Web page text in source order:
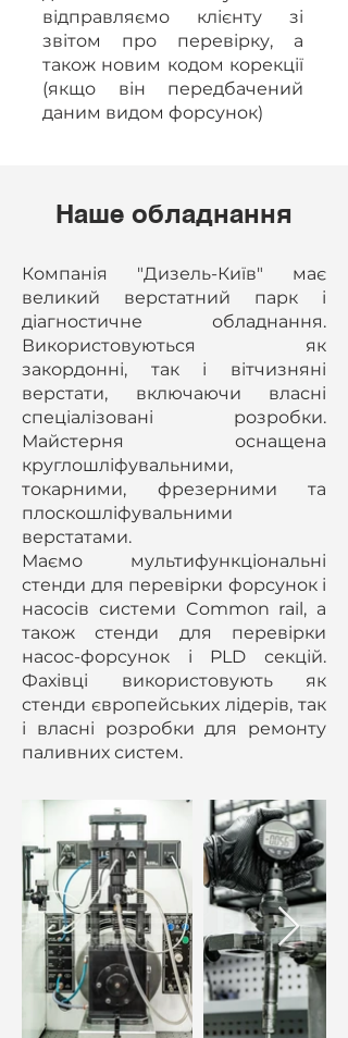
відправляємо клієнту зі
звітом про перевірку, а
також новим кодом корекції
(якщо він передбачений
даним видом форсунок)
Наше обладнання
Компанія "Дизель-Київ" має
великий верстатний парк і
діагностичне обладнання.
Використовуються як
закордонні, так і вітчизняні
верстати, включаючи власні
спеціалізовані розробки.
Майстерня оснащена
круглошліфувальними,
токарними, фрезерними та
плоскошліфувальними
верстатами.
Маємо мультифункціональні
стенди для перевірки форсунок і
насосів системи Common rail, а
також стенди для перевірки
насос-форсунок і PLD секцій.
Фахівці використовують як
стенди європейських лідерів, так
і власні розробки для ремонту
паливних систем.